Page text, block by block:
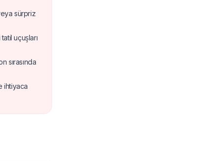
sürpriz
uçuşları
sırasında
ihtiyaca